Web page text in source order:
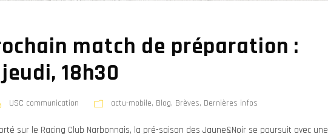
match de préparation :
18h30
USC communication actu-mobile, Blog, Brèves, Dernières infos
sur le Racing Club Narbonnais, la pré-saison des Jaune&Noir se poursuit avec une